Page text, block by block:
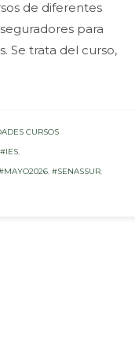
de diferentes
para
Se trata del curso,
CURSOS
#IES,
, #SENASSUR,